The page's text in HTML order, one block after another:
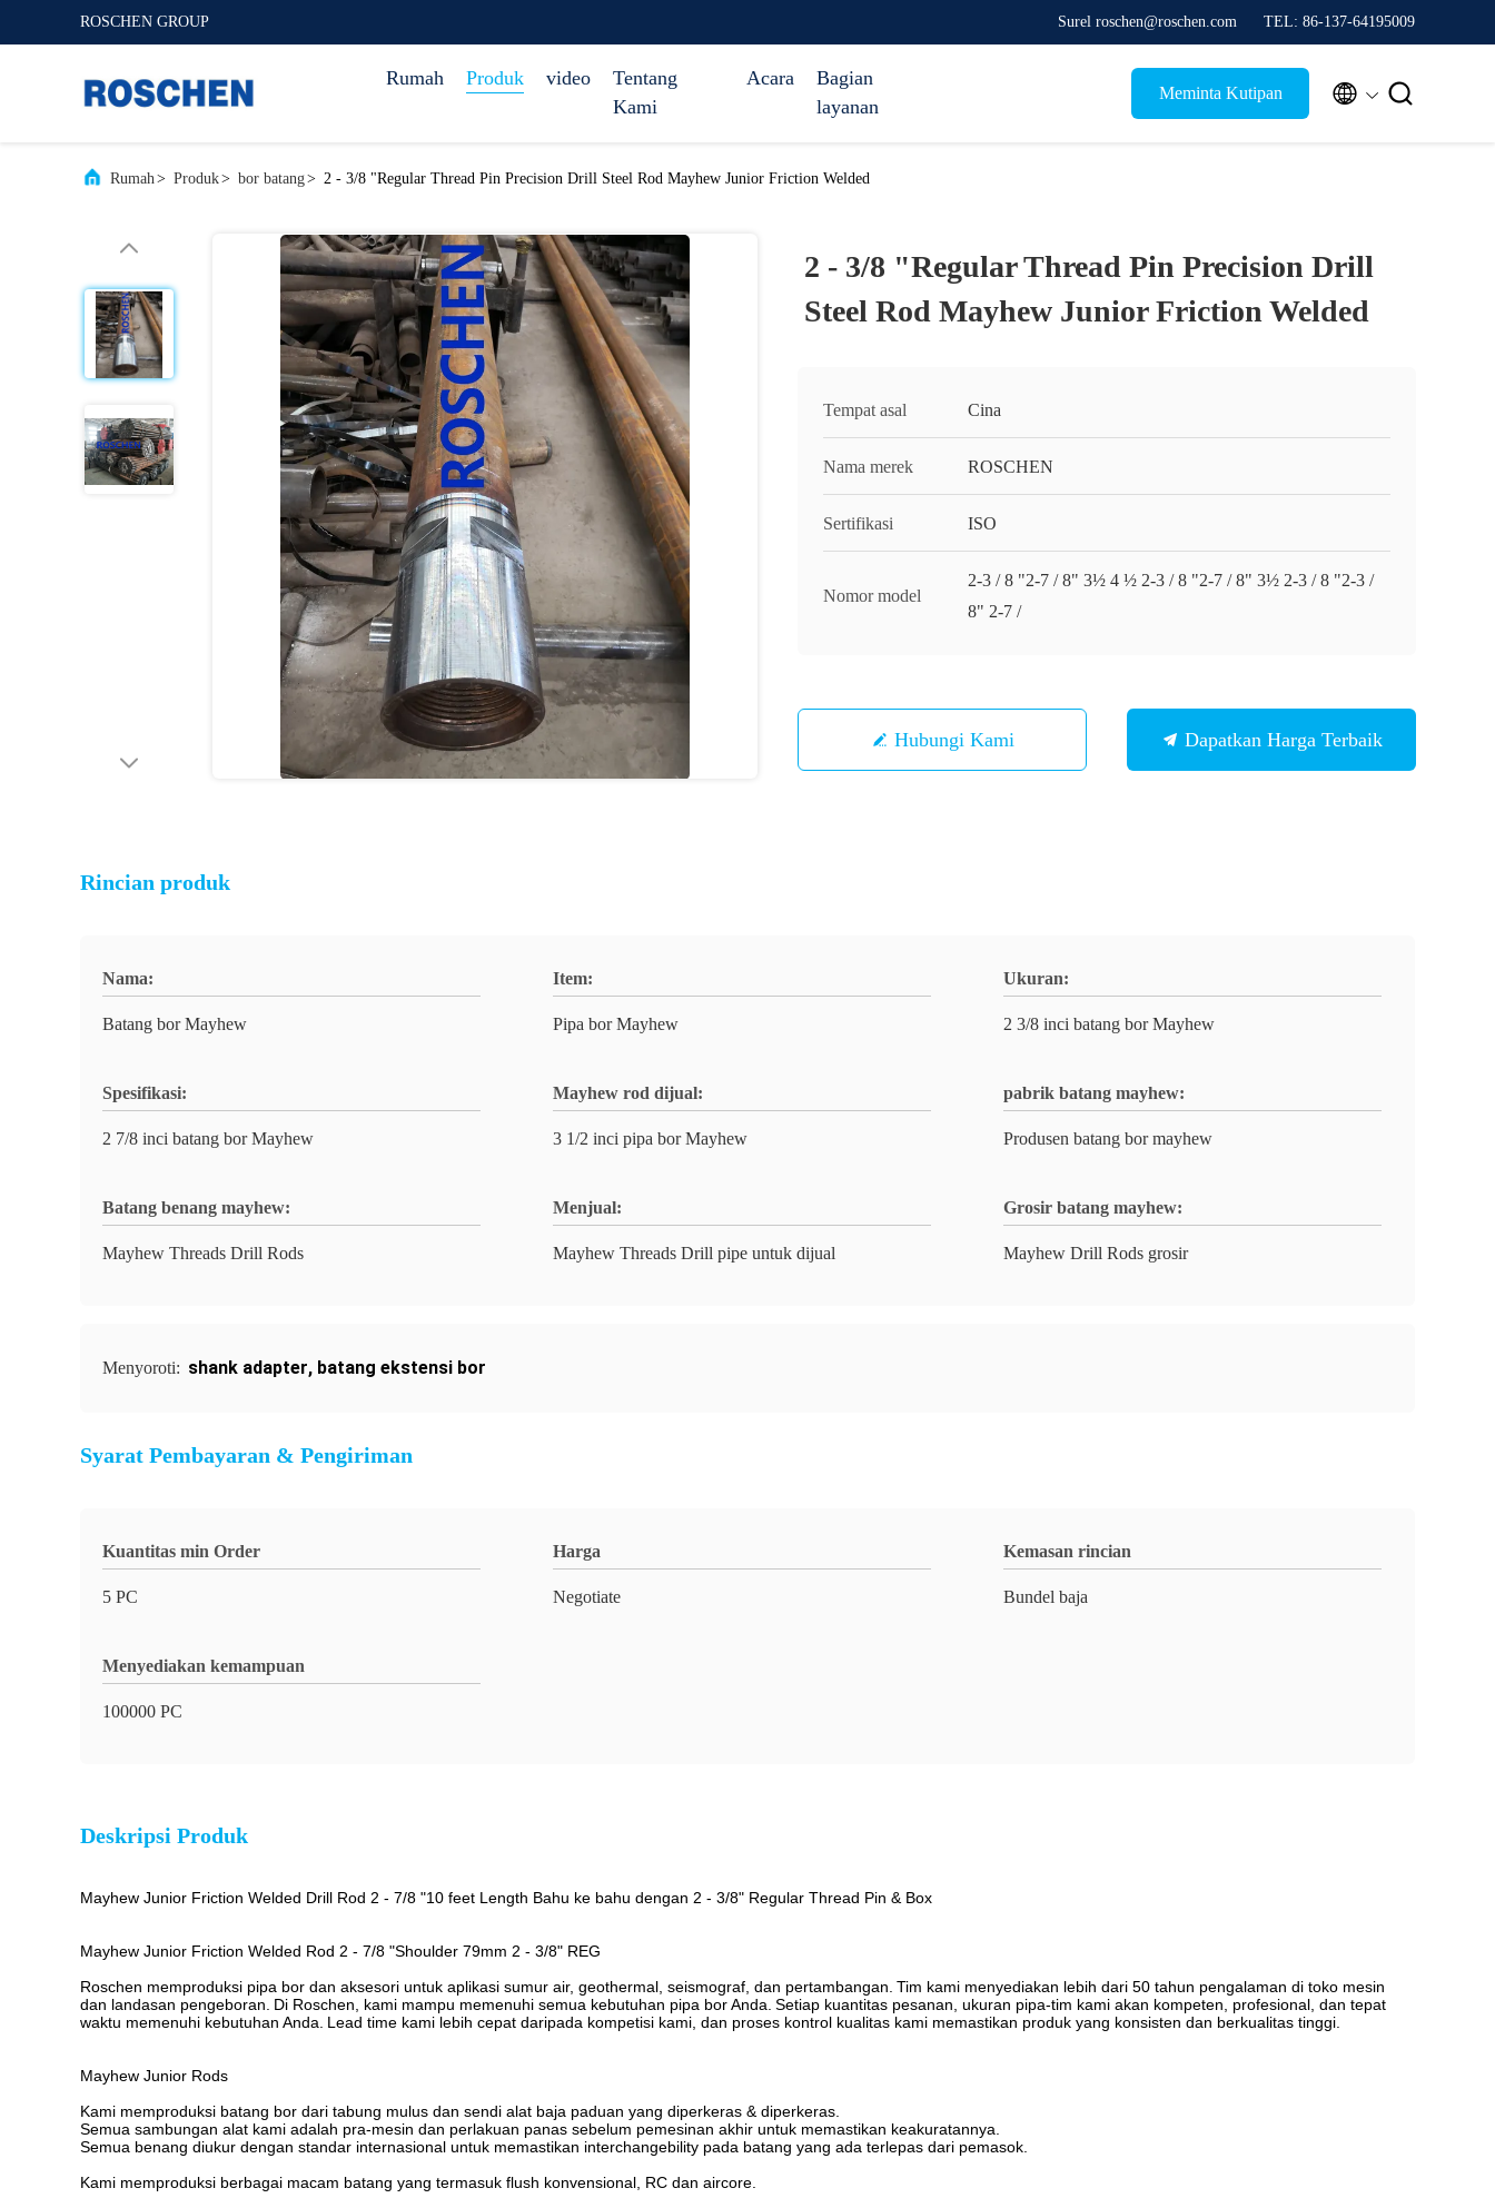
ROSCHEN GROUP Surel roschen@roschen.com TEL: 86-137-64195009
Rumah Produk video
Tentang
Kami
Acara
Bagian
layanan
Meminta Kutipan  
Rumah> Produk> bor batang> 2 - 3/8 "Regular Thread Pin Precision Drill Steel Rod Mayhew Junior Friction Welded
2 - 3/8 "Regular Thread Pin Precision Drill
Steel Rod Mayhew Junior Friction Welded
Tempat asal Cina
Nama merek ROSCHEN
Sertifikasi ISO
Nomor model
2-3 / 8 "2-7 / 8" 3½ 4 ½ 2-3 / 8 "2-7 / 8" 3½ 2-3 / 8 "2-3 /
8" 2-7 /
Hubungi Kami Dapatkan Harga Terbaik
Rincian produk
Nama:
Batang bor Mayhew
Item:
Pipa bor Mayhew
Ukuran:
2 3/8 inci batang bor Mayhew
Spesifikasi:
2 7/8 inci batang bor Mayhew
Mayhew rod dijual:
3 1/2 inci pipa bor Mayhew
pabrik batang mayhew:
Produsen batang bor mayhew
Batang benang mayhew:
Mayhew Threads Drill Rods
Menjual:
Mayhew Threads Drill pipe untuk dijual
Grosir batang mayhew:
Mayhew Drill Rods grosir
Menyoroti: shank adapter, batang ekstensi bor
Syarat Pembayaran & Pengiriman
Kuantitas min Order
5 PC
Harga
Negotiate
Kemasan rincian
Bundel baja
Menyediakan kemampuan
100000 PC
Deskripsi Produk
Mayhew Junior Friction Welded Drill Rod 2 - 7/8 "10 feet Length Bahu ke bahu dengan 2 - 3/8" Regular Thread Pin & Box
Mayhew Junior Friction Welded Rod 2 - 7/8 "Shoulder 79mm 2 - 3/8" REG
Roschen memproduksi pipa bor dan aksesori untuk aplikasi sumur air, geothermal, seismograf, dan pertambangan. Tim kami menyediakan lebih dari 50 tahun pengalaman di toko mesin
dan landasan pengeboran. Di Roschen, kami mampu memenuhi semua kebutuhan pipa bor Anda. Setiap kuantitas pesanan, ukuran pipa-tim kami akan kompeten, profesional, dan tepat
waktu memenuhi kebutuhan Anda. Lead time kami lebih cepat daripada kompetisi kami, dan proses kontrol kualitas kami memastikan produk yang konsisten dan berkualitas tinggi.
Mayhew Junior Rods
Kami memproduksi batang bor dari tabung mulus dan sendi alat baja paduan yang diperkeras & diperkeras.
Semua sambungan alat kami adalah pra-mesin dan perlakuan panas sebelum pemesinan akhir untuk memastikan keakuratannya.
Semua benang diukur dengan standar internasional untuk memastikan interchangebility pada batang yang ada terlepas dari pemasok.
Kami memproduksi berbagai macam batang yang termasuk flush konvensional, RC dan aircore.